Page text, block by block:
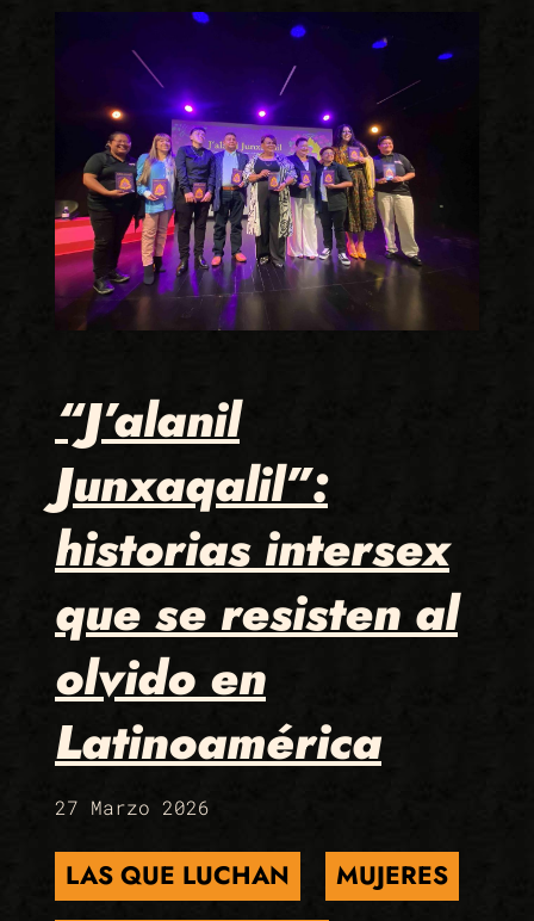
“J’alanil
Junxaqalil”:
historias intersex
que se resisten al
olvido en
Latinoamérica
27 Marzo 2026
LAS QUE LUCHAN
MUJERES